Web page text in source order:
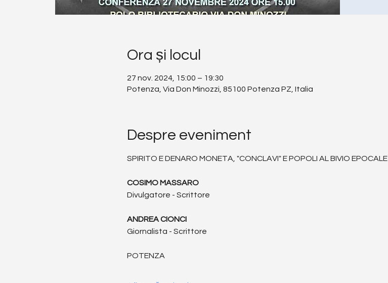
Ora și locul
27 nov. 2024, 15:00 – 19:30
Potenza, Via Don Minozzi, 85100 Potenza PZ, Italia
Despre eveniment
SPIRITO E DENARO MONETA, "CONCLAVI" E POPOLI AL BIVIO EPOCALE
COSIMO MASSARO
Divulgatore - Scrittore
ANDREA CIONCI
Giornalista - Scrittore
POTENZA